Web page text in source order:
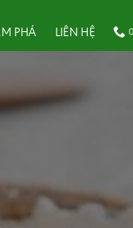
PHÁ LIÊN HỆ